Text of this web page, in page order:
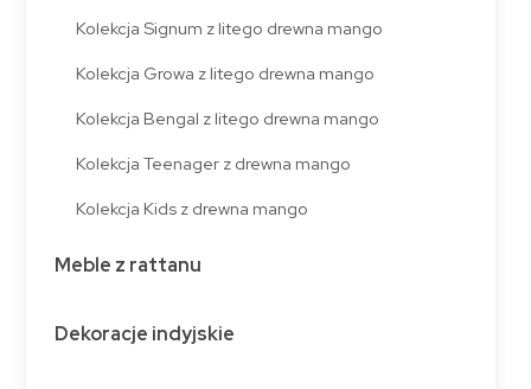
Kolekcja Signum z litego drewna mango
Kolekcja Growa z litego drewna mango
Kolekcja Bengal z litego drewna mango
Kolekcja Teenager z drewna mango
Kolekcja Kids z drewna mango
Meble z rattanu
Dekoracje indyjskie